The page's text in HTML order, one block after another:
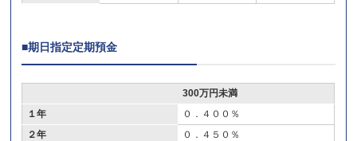
■期日指定定期預金
300万円未満
１年
０．４００％
２年
０．４５０％